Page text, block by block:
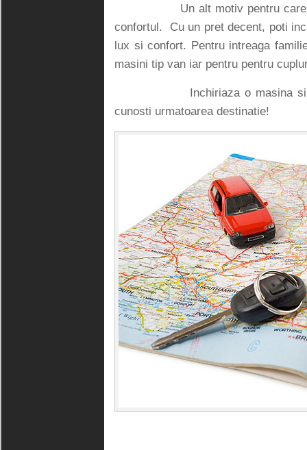
Un alt motiv pentru care e
confortul. Cu un pret decent, poti
lux si confort. Pentru intreaga
masini tip van iar pentru pentru
Inchiriaza o masina si
cunosti urmatoarea destinatie!